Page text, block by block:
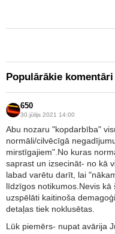
Populārākie komentāri
650
30.jūlijs 2021 14:00
Abu nozaru "kopdarbība"
normāli/cilvēcīgā
mirstīgajiem".No kuras
saprast un izsecināt- no kā
labad varētu darīt, lai
līdzīgos notikumos.Nevis
uzspēlāti kaitinoša
detaļas tiek noklusētas.
Lūk piemērs- nupat avārija